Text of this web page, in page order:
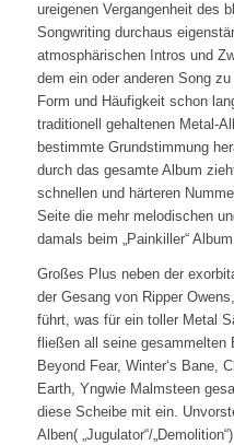
ureigenen Vergangenheit des
Songwriting durchaus
atmosphärischen Intros und
dem ein oder anderen Song
Form und Häufigkeit schon
traditionell gehaltenen Metal-
bestimmte Grundstimmung
durch das gesamte Album
schnellen und härteren
Seite die mehr melodischen
damals beim „Painkiller“
Großes Plus neben der
der Gesang von Ripper
führt, was für ein toller Metal
fließen all seine gesammelten
Beyond Fear, Winter‘s Bane,
Earth, Yngwie Malmsteen
diese Scheibe mit ein.
Alben( „Jugulator“/